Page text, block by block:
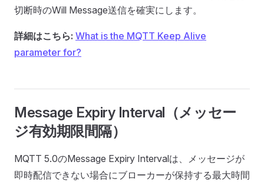
切断時のWill Message送信を確実にします。
詳細はこちら: What is the MQTT Keep Alive
parameter for?
Message Expiry Interval（メッセー
ジ有効期限間隔）
MQTT 5.0のMessage Expiry Intervalは、メッセージが
即時配信できない場合にブローカーが保持する最大時間